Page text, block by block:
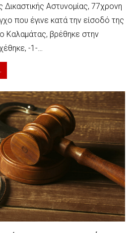
Δικαστικής Αστυνομίας, 77χρονη
που έγινε κατά την είσοδό της
Καλαμάτας, βρέθηκε στην
-1-…